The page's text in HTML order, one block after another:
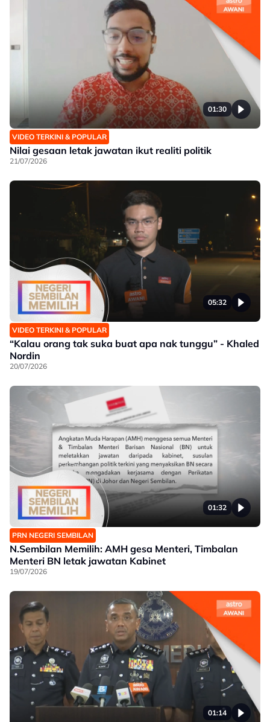
01:30
VIDEO TERKINI & POPULAR
Nilai gesaan letak jawatan ikut realiti politik
21/07/2026
05:32
VIDEO TERKINI & POPULAR
“Kalau orang tak suka buat apa nak tunggu” - Khaled
Nordin
20/07/2026
01:32
PRN NEGERI SEMBILAN
N.Sembilan Memilih: AMH gesa Menteri, Timbalan
Menteri BN letak jawatan Kabinet
19/07/2026
01:14